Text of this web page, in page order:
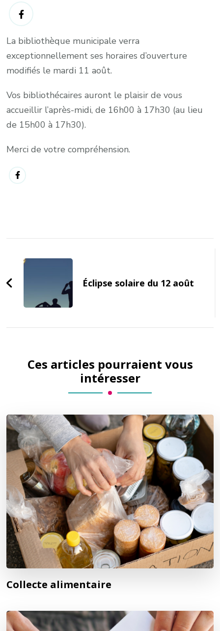
La bibliothèque municipale verra
exceptionnellement ses horaires d’ouverture
modifiés le mardi 11 août.
Vos bibliothécaires auront le plaisir de vous
accueillir l’après-midi, de 16h00 à 17h30 (au lieu
de 15h00 à 17h30).
Merci de votre compréhension.
Navigation
Éclipse solaire du 12 août
Ces articles pourraient vous
intéresser
Collecte alimentaire